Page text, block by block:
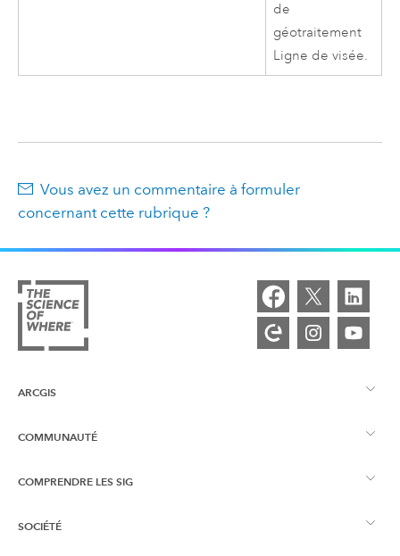
de
géotraitement
Ligne de visée.
Vous avez un commentaire à formuler
concernant cette rubrique ?
ARCGIS
Vue d’ensemble d’ArcGIS
Cartographie
COMMUNAUTÉ
Esri Community
Blog ArcGIS
COMPRENDRE LES SIG
Qu’est-ce qu’un SIG ?
SOCIÉTÉ